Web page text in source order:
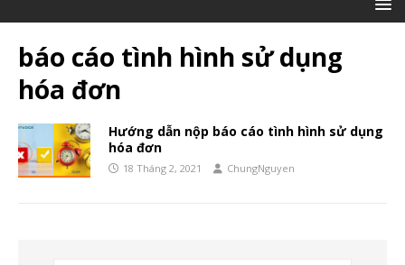
báo cáo tình hình sử dụng
hóa đơn
Hướng dẫn nộp báo cáo tình hình sử dụng
hóa đơn
18 Tháng 2, 2021 ChungNguyen